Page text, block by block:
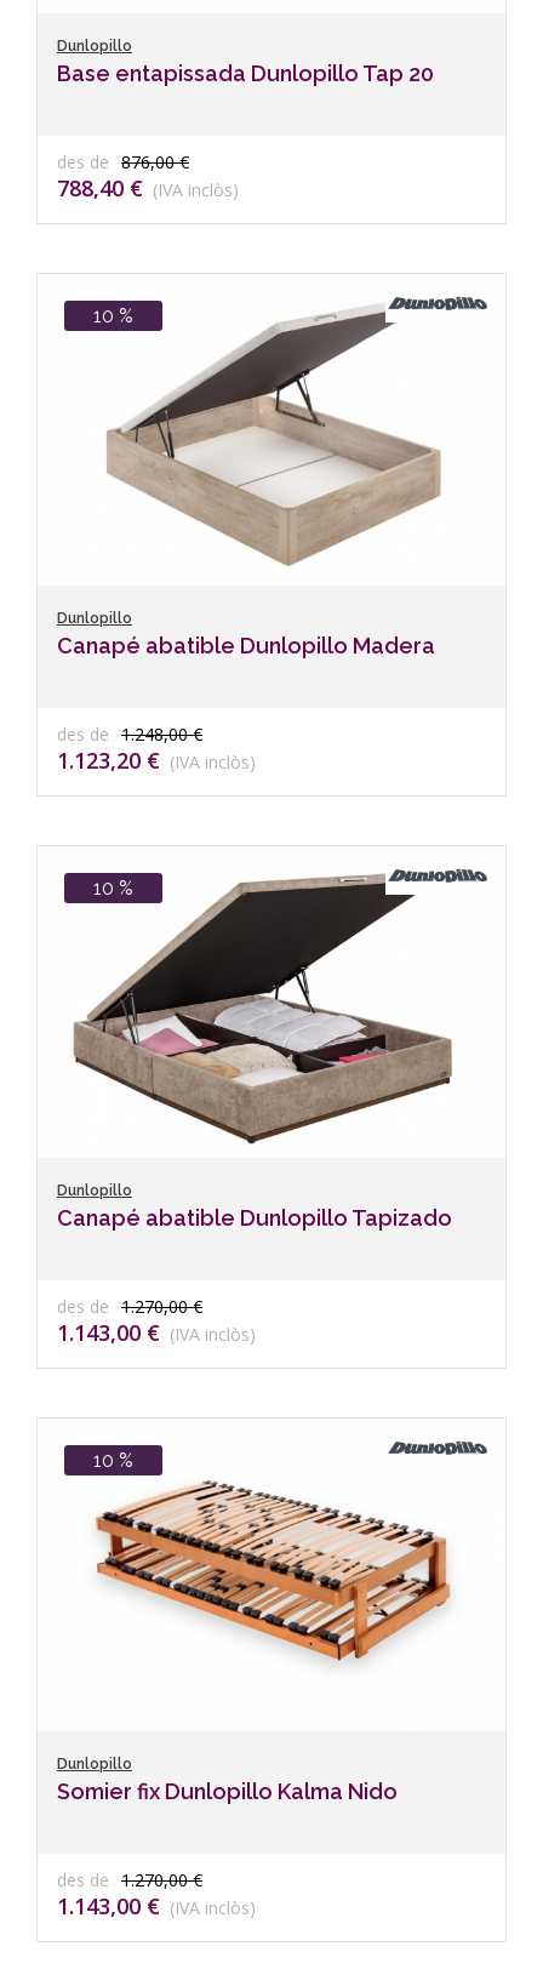
Dunlopillo
Base entapissada Dunlopillo Tap 20
des de 876,00 €
788,40 € (IVA inclòs)
10 %
Dunlopillo
Canapé abatible Dunlopillo Madera
des de 1.248,00 €
1.123,20 € (IVA inclòs)
10 %
Dunlopillo
Canapé abatible Dunlopillo Tapizado
des de 1.270,00 €
1.143,00 € (IVA inclòs)
10 %
Dunlopillo
Somier fix Dunlopillo Kalma Nido
des de 1.270,00 €
1.143,00 € (IVA inclòs)